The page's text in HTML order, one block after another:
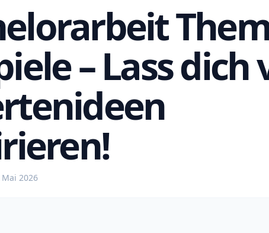
– Lass dich
Mai 2026